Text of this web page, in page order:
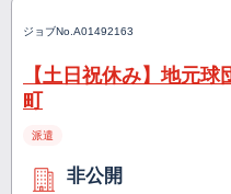
ジョブNo. A01492163
【土日祝休み】地元
町
派遣
非公開